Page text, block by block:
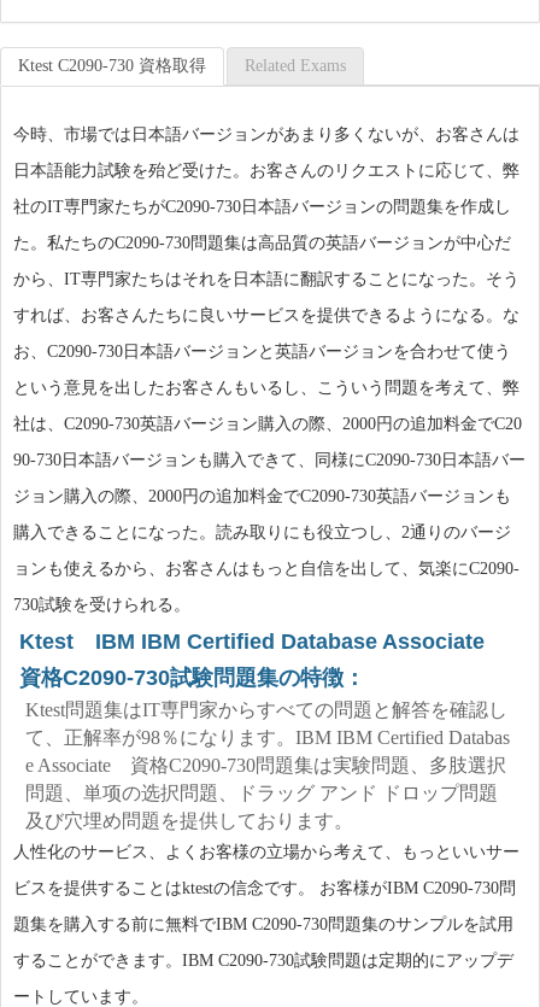
Ktest C2090-730 資格取得 Related Exams
今時、市場では日本語バージョンがあまり多くないが、お客さんは
日本語能力試験を殆ど受けた。お客さんのリクエストに応じて、弊
社のIT専門家たちがC2090-730日本語バージョンの問題集を作成し
た。私たちのC2090-730問題集は高品質の英語バージョンが中心だ
から、IT専門家たちはそれを日本語に翻訳することになった。そう
すれば、お客さんたちに良いサービスを提供できるようになる。な
お、C2090-730日本語バージョンと英語バージョンを合わせて使う
という意見を出したお客さんもいるし、こういう問題を考えて、弊
社は、C2090-730英語バージョン購入の際、2000円の追加料金でC20
90-730日本語バージョンも購入できて、同様にC2090-730日本語バー
ジョン購入の際、2000円の追加料金でC2090-730英語バージョンも
購入できることになった。読み取りにも役立つし、2通りのバージ
ョンも使えるから、お客さんはもっと自信を出して、気楽にC2090-
730試験を受けられる。
Ktest IBM IBM Certified Database Associate
資格C2090-730試験問題集の特徴：
Ktest問題集はIT専門家からすべての問題と解答を確認し
て、正解率が98％になります。IBM IBM Certified Databas
e Associate 資格C2090-730問題集は実験問題、多肢選択
問題、単项の选択問題、ドラッグ アンド ドロップ問題
及び穴埋め問題を提供しております。
人性化のサービス、よくお客様の立場から考えて、もっといいサー
ビスを提供することはktestの信念です。 お客様がIBM C2090-730問
題集を購入する前に無料でIBM C2090-730問題集のサンプルを試用
することができます。IBM C2090-730試験問題は定期的にアップデ
ートしています。